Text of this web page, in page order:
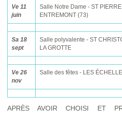
Ve 11
juin
Salle Notre Dame - ST PIERRE
ENTREMONT (73)
Sa 18
sept
Salle polyvalente - ST
LA GROTTE
Ve 26
nov
Salle des fêtes - LES
APRÈS AVOIR CHOISI ET